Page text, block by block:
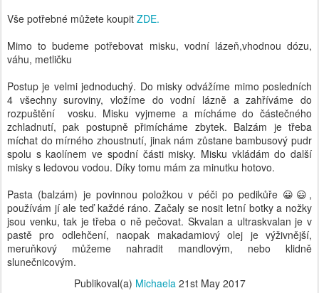
Vše potřebné můžete koupit ZDE.
Mimo to budeme potřebovat misku, vodní lázeň,vhodnou dózu,
váhu, metličku
Postup je velmi jednoduchý. Do misky odvážíme mimo posledních
4 všechny suroviny, vložíme do vodní lázně a zahříváme do
rozpuštění vosku. Misku vyjmeme a mícháme do částečného
zchladnutí, pak postupně přimícháme zbytek. Balzám je třeba
míchat do mírného zhoustnutí, jinak nám zůstane bambusový pudr
spolu s kaolínem ve spodní části misky. Misku vkládám do další
misky s ledovou vodou. Díky tomu mám za minutku hotovo.
Pasta (balzám) je povinnou položkou v péči po pedikůře 😀😃,
používám jí ale teď každé ráno. Začaly se nosit letní botky a nožky
jsou venku, tak je třeba o ně pečovat. Skvalan a ultraskvalan je v
pastě pro odlehčení, naopak makadamiový olej je výživnější,
meruňkový můžeme nahradit mandlovým, nebo klidně
slunečnicovým.
Publikoval(a) Michaela 21st May 2017